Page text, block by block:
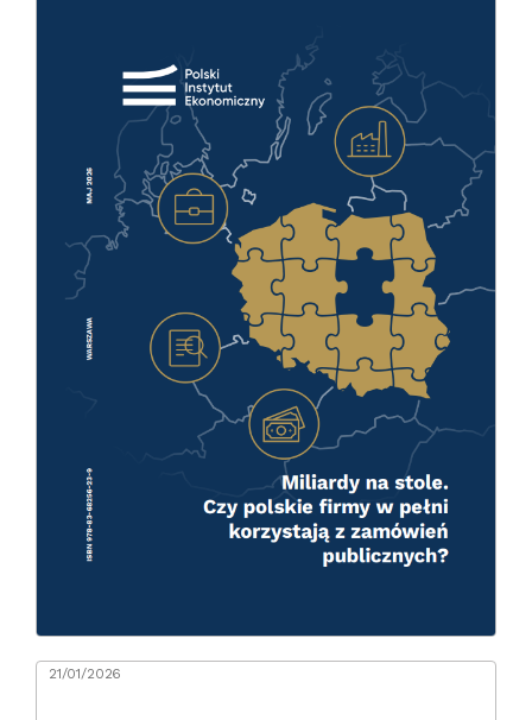
21/01/2026